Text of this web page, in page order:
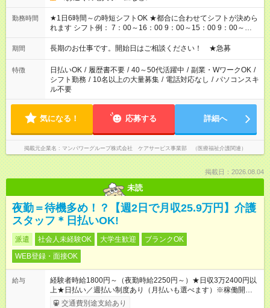
勤務時間
★1日6時間～の時短シフトOK ★都合に合わせてシフトが決めら
れます シフト例： 7：00～16：00 9：00～15：00 9：00～
18：00 11：00～20：00 など ※Wワークの場合、他のお仕事と
合わせ週40時間超の就業はご案内できません ※法令に基づき、
派遣法（日雇い派遣の原則禁止）により、短時間・短期間の就
業はご案内が難しい場合があります
期間 長期のお仕事です。開始日はご相談ください！ ★急募
特徴 日払いOK / 履歴書不要 / 40～50代活躍中 / 副業・WワークOK /
シフト勤務 / 10名以上の大量募集 / 電話対応なし / パソコンスキ
ル不要
気になる！ 応募する 詳細へ
掲載元企業名 マンパワーグループ株式会社 ケアサービス事業部 （医療福祉介護関連）
掲載日：2026.08.04
未読
夜勤＝待機多め！？【週2日で月収25.9万円】介護
スタッフ＊日払いOK!
派遣 社会人未経験OK 大学生歓迎
ブランクOK
WEB登録・面接OK
給与
経験者時給1800円～（夜勤時給2250円～）★日収3万2400円以
上★日払い／週払い制度あり（月払いも選べます）※稼働開始時
は手続き完了次第のお支払いとなります。
交通費別途支給あり